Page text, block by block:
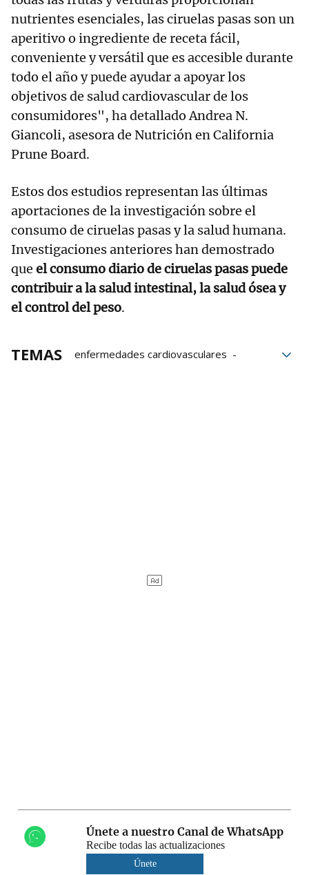
nutrientes esenciales, las ciruelas pasas son un
aperitivo o ingrediente de receta fácil,
conveniente y versátil que es accesible durante
todo el año y puede ayudar a apoyar los
objetivos de salud cardiovascular de los
consumidores", ha detallado Andrea N.
Giancoli, asesora de Nutrición en California
Prune Board.
Estos dos estudios representan las últimas
aportaciones de la investigación sobre el
consumo de ciruelas pasas y la salud humana.
Investigaciones anteriores han demostrado
que el consumo diario de ciruelas pasas puede
contribuir a la salud intestinal, la salud ósea y
el control del peso.
TEMAS
enfermedades cardiovasculares
Únete a nuestro Canal de WhatsApp
Recibe todas las actualizaciones
Únete